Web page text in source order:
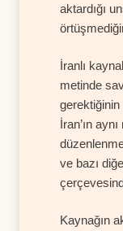
aktardığı
İranlı
metinde
gerektiğinin
İran’ın
ve bazı
Kaynağın